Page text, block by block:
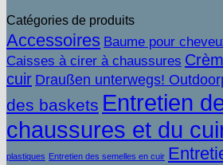
Catégories de produits
Accessoires Baume pour
Caisses à cirer à chaussures
cuir Draußen unterwegs!
des baskets Entretien
chaussures et du
plastiques Entretien des semelles en cuir